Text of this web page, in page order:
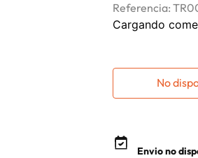
Referencia:
Cargando
No
Envio no